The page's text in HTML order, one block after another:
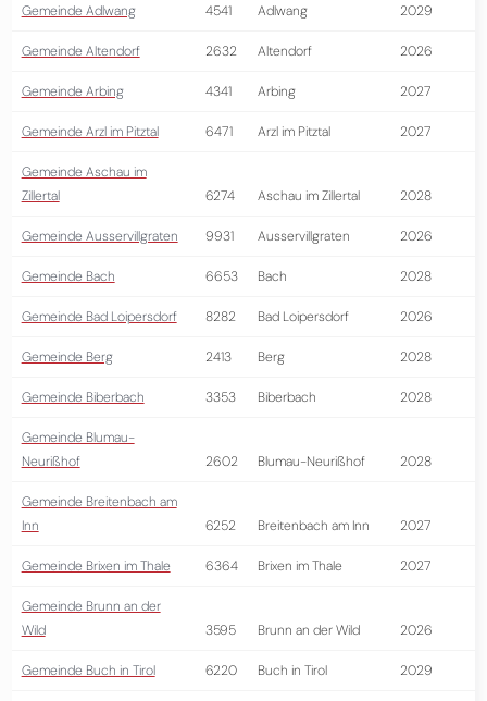
Gemeinde Adlwang 4541 Adlwang 2029
Gemeinde Altendorf 2632 Altendorf 2026
Gemeinde Arbing 4341 Arbing 2027
Gemeinde Arzl im Pitztal 6471 Arzl im Pitztal 2027
Gemeinde Aschau im
Zillertal
6274 Aschau im Zillertal 2028
Gemeinde Ausservillgraten 9931 Ausservillgraten 2026
Gemeinde Bach 6653 Bach 2028
Gemeinde Bad Loipersdorf 8282 Bad Loipersdorf 2026
Gemeinde Berg 2413 Berg 2028
Gemeinde Biberbach 3353 Biberbach 2028
Gemeinde Blumau-
Neurißhof
2602 Blumau-Neurißhof 2028
Gemeinde Breitenbach am
Inn
6252 Breitenbach am Inn 2027
Gemeinde Brixen im Thale 6364 Brixen im Thale 2027
Gemeinde Brunn an der
Wild
3595 Brunn an der Wild 2026
Gemeinde Buch in Tirol 6220 Buch in Tirol 2029